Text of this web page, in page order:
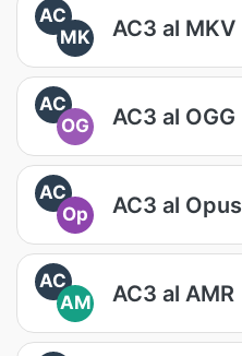
AC
MK
AC3 al MKV
AC
OG
AC3 al OGG
AC
Op
AC3 al Opus
AC
AM
AC3 al AMR